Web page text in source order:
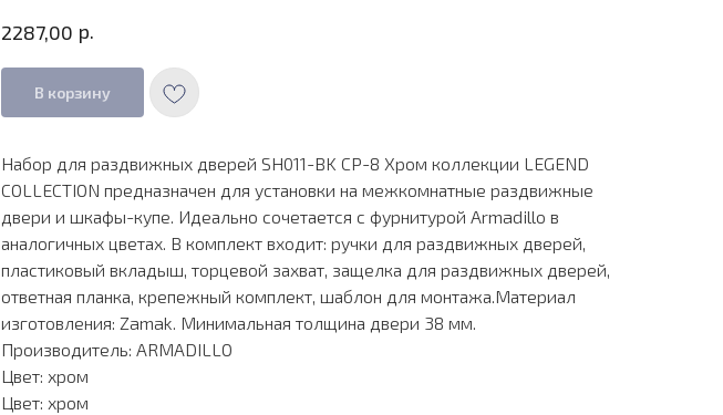
2287,00 р.
В корзину
Набор для раздвижных дверей SH011-BK СP-8 Хром коллекции LEGEND
COLLECTION предназначен для установки на межкомнатные раздвижные
двери и шкафы-купе. Идеально сочетается с фурнитурой Armadillo в
аналогичных цветах. В комплект входит: ручки для раздвижных дверей,
пластиковый вкладыш, торцевой захват, защелка для раздвижных дверей,
ответная планка, крепежный комплект, шаблон для монтажа.Материал
изготовления: Zamak. Минимальная толщина двери 38 мм.
Производитель: ARMADILLO
Цвет: хром
Цвет: хром